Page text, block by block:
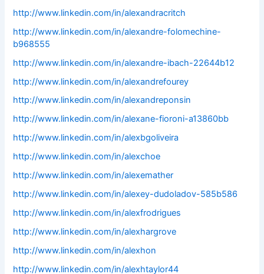
http://www.linkedin.com/in/alexandracritch
http://www.linkedin.com/in/alexandre-folomechine-
b968555
http://www.linkedin.com/in/alexandre-ibach-22644b12
http://www.linkedin.com/in/alexandrefourey
http://www.linkedin.com/in/alexandreponsin
http://www.linkedin.com/in/alexane-fioroni-a13860bb
http://www.linkedin.com/in/alexbgoliveira
http://www.linkedin.com/in/alexchoe
http://www.linkedin.com/in/alexemather
http://www.linkedin.com/in/alexey-dudoladov-585b586
http://www.linkedin.com/in/alexfrodrigues
http://www.linkedin.com/in/alexhargrove
http://www.linkedin.com/in/alexhon
http://www.linkedin.com/in/alexhtaylor44